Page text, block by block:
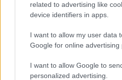
related to advertising like
device identifiers in apps.
I want to allow my user data
Google for online advertising
I want to allow Google to
personalized advertising.
Μαρία Κορινθίου:
δημοσιότητα
06.08.2026